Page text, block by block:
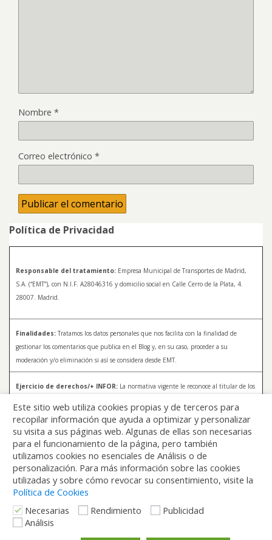
Nombre *
Correo electrónico *
Política de Privacidad
Responsable del tratamiento: Empresa Municipal de Transportes de Madrid,
S.A. (“EMT”), con N.I.F. A28046316 y domicilio social en Calle Cerro de la Plata, 4.
28007. Madrid.
Finalidades: Tratamos los datos personales que nos facilita con la finalidad de
gestionar los comentarios que publica en el Blog y, en su caso, proceder a su
moderación y/o eliminación si así se considera desde EMT.
Ejercicio de derechos/+ INFOR: La normativa vigente le reconoce al titular de los
rectificar y a solicitar la supresión de sus datos. Para más información sobre el
tratamiento de sus datos y la forma en que puede ejercer sus derechos, consulte la
Política de Privacidad de Blog EMT, disponible en:
blog.emtmadrid.es/politica-de-
privacidad
Este sitio web utiliza cookies propias y de terceros para
recopilar información que ayuda a optimizar y personalizar
su visita a sus páginas web. Algunas de ellas son necesarias
para el funcionamiento de la página, pero también
utilizamos cookies no esenciales de Análisis o de
personalización. Para más información sobre las cookies
utilizadas y sobre cómo revocar su consentimiento, visite la
Política de Cookies
Necesarias
Rendimiento
Publicidad
Análisis